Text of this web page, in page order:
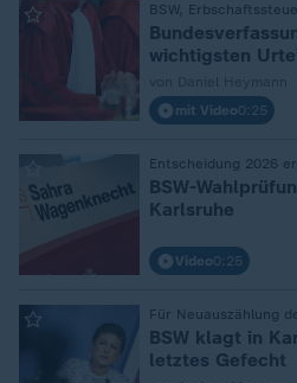
BSW,
:
wichtigsten
mit Video0:25
Entscheidung 2026
BSW-
Karlsruhe
Video0:25
Für Neuauszählung
:
BSW klagt in
letztes Gefecht